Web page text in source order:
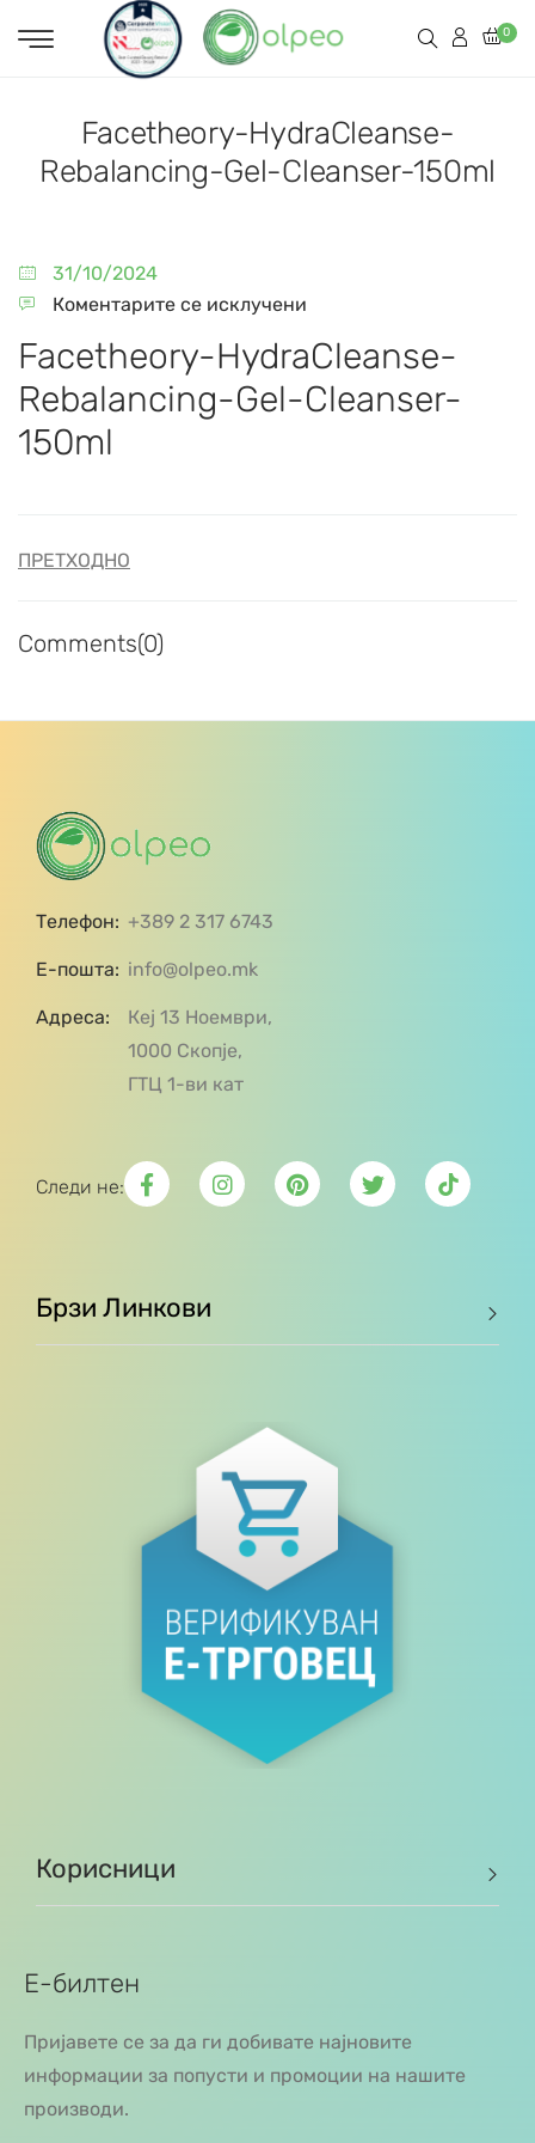
0
Facetheory-HydraCleanse-
Rebalancing-Gel-Cleanser-150ml
31/10/2024
Коментарите се исклучени
Facetheory-HydraCleanse-
Rebalancing-Gel-Cleanser-
150ml
ПРЕТХОДНО
Comments(0)
Телефон: +389 2 317 6743
Е-пошта: info@olpeo.mk
Адреса:
Кеј 13 Ноември,
1000 Скопје,
ГТЦ 1-ви кат
Следи не:
Брзи Линкови
Корисници
Е-билтен
Пријавете се за да ги добивате најновите
информации за попусти и промоции на нашите
производи.